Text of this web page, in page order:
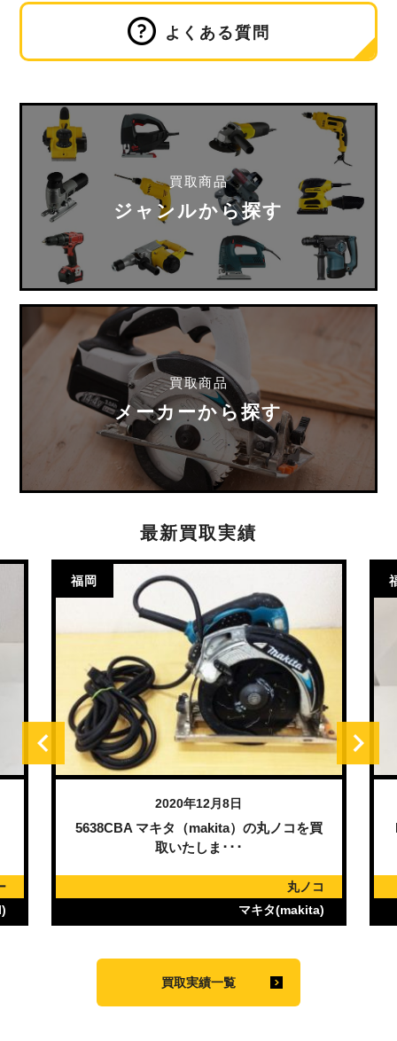
よくある質問
買取商品
ジャンルから探す
買取商品
メーカーから探す
最新買取実績
福岡
2020年12月8日
5638CBA マキタ（makita）の丸ノコを買
取いたしま･･･
丸ノコ
マキタ(makita)
買取実績一覧